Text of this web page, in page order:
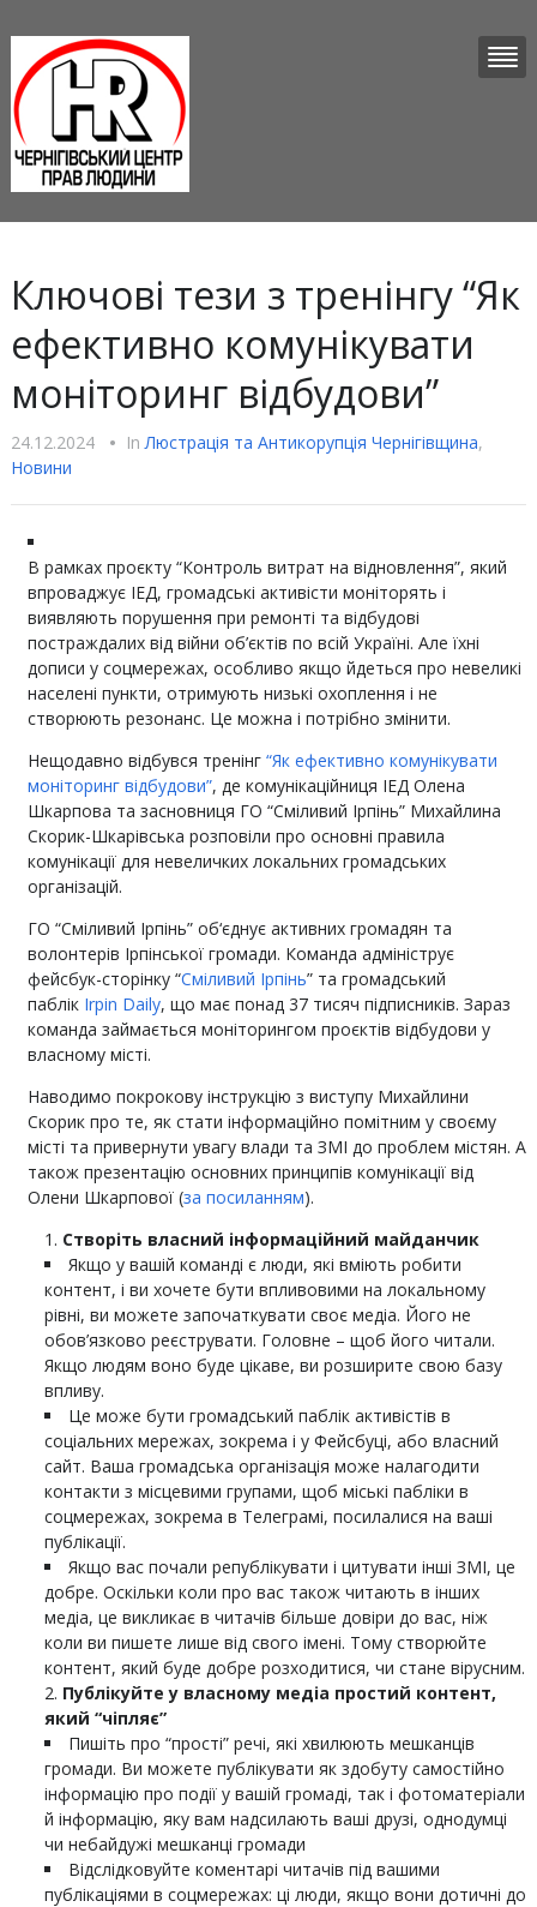
Ключові тези з тренінгу “Як
ефективно комунікувати
моніторинг відбудови”
24.12.2024 • InЛюстрацiя та Антикорупцiя Чернігівщина,
Новини
В рамках проєкту “Контроль витрат на відновлення”, який
впроваджує ІЕД, громадські активісти моніторять і
виявляють порушення при ремонті та відбудові
постраждалих від війни об’єктів по всій Україні. Але їхні
дописи у соцмережах, особливо якщо йдеться про невеликі
населені пункти, отримують низькі охоплення і не
створюють резонанс. Це можна і потрібно змінити.
Нещодавно відбувся тренінг “Як ефективно комунікувати
моніторинг відбудови”, де комунікаційниця ІЕД Олена
Шкарпова та засновниця ГО “Сміливий Ірпінь” Михайлина
Скорик-Шкарівська розповіли про основні правила
комунікації для невеличких локальних громадських
організацій.
ГО “Сміливий Ірпінь” об‘єднує активних громадян та
волонтерів Ірпінської громади. Команда адмініструє
фейсбук-сторінку “Сміливий Ірпінь” та громадський
паблік Irpin Daily, що має понад 37 тисяч підписників. Зараз
команда займається моніторингом проєктів відбудови у
власному місті.
Наводимо покрокову інструкцію з виступу Михайлини
Скорик про те, як стати інформаційно помітним у своєму
місті та привернути увагу влади та ЗМІ до проблем містян. А
також презентацію основних принципів комунікації від
Олени Шкарпової (за посиланням).
Створіть власний інформаційний майданчик
Якщо у вашій команді є люди, які вміють робити
контент, і ви хочете бути впливовими на локальному
рівні, ви можете започаткувати своє медіа. Його не
обов’язково реєструвати. Головне – щоб його читали.
Якщо людям воно буде цікаве, ви розширите свою базу
впливу.
Це може бути громадський паблік активістів в
соціальних мережах, зокрема і у Фейсбуці, або власний
сайт. Ваша громадська організація може налагодити
контакти з місцевими групами, щоб міські пабліки в
соцмережах, зокрема в Телеграмі, посилалися на ваші
публікації.
Якщо вас почали републікувати і цитувати інші ЗМІ, це
добре. Оскільки коли про вас також читають в інших
медіа, це викликає в читачів більше довіри до вас, ніж
коли ви пишете лише від свого імені. Тому створюйте
контент, який буде добре розходитися, чи стане вірусним.
Публікуйте у власному медіа простий контент,
який “чіпляє”
Пишіть про “прості” речі, які хвилюють мешканців
громади. Ви можете публікувати як здобуту самостійно
інформацію про події у вашій громаді, так і фотоматеріали
й інформацію, яку вам надсилають ваші друзі, однодумці
чи небайдужі мешканці громади
Відслідковуйте коментарі читачів під вашими
публікаціями в соцмережах: ці люди, якщо вони дотичні до